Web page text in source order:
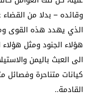
وقائده – بدلا من
الذي يهدد هذه القوى
هؤلاء الجنود ومثل
الى العبث باليمن
كيانات متناحرة وفصائل
القادمة..